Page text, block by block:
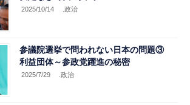
2025/10/14 .政治
参議院選挙で問われない日本の問題③
利益団体～参政党躍進の秘密
2025/7/29 .政治